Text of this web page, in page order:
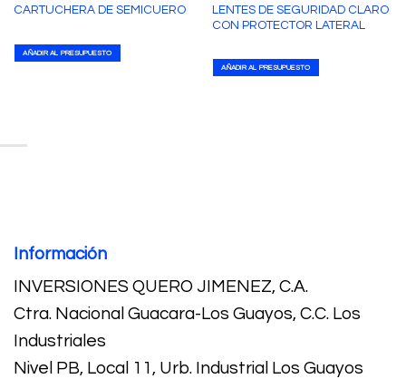
CARTUCHERA DE SEMICUERO
AÑADIR AL PRESUPUESTO
LENTES DE SEGURIDAD CLARO
CON PROTECTOR LATERAL
AÑADIR AL PRESUPUESTO
Información
INVERSIONES QUERO JIMENEZ, C.A.
Ctra. Nacional Guacara-Los Guayos, C.C. Los
Industriales
Nivel PB, Local 11, Urb. Industrial Los Guayos